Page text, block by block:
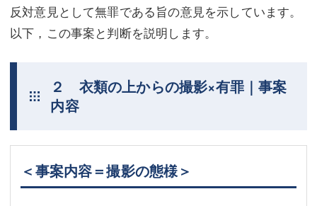
反対意見として無罪である旨の意見を示しています。
以下，この事案と判断を説明します。
２ 衣類の上からの撮影×有罪｜事案
内容
＜事案内容＝撮影の態様＞